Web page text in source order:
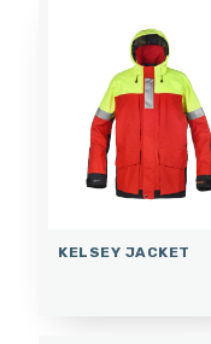
KELSEY JACKET